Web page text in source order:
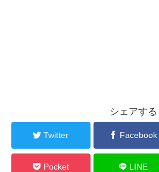
シェアする
Twitter Facebook
Pocket LINE